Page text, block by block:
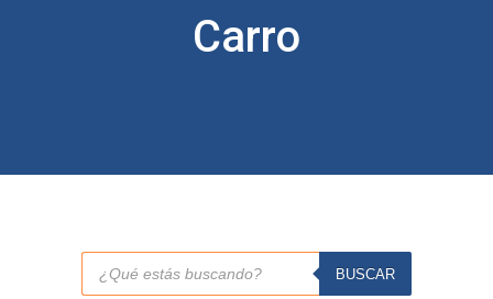
Carro
Búsqueda
productos
BUSCAR